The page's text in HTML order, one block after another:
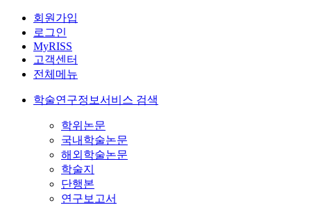
회원가입
로그인
MyRISS
고객센터
전체메뉴
학술연구정보서비스 검색
학위논문
국내학술논문
해외학술논문
학술지
단행본
연구보고서